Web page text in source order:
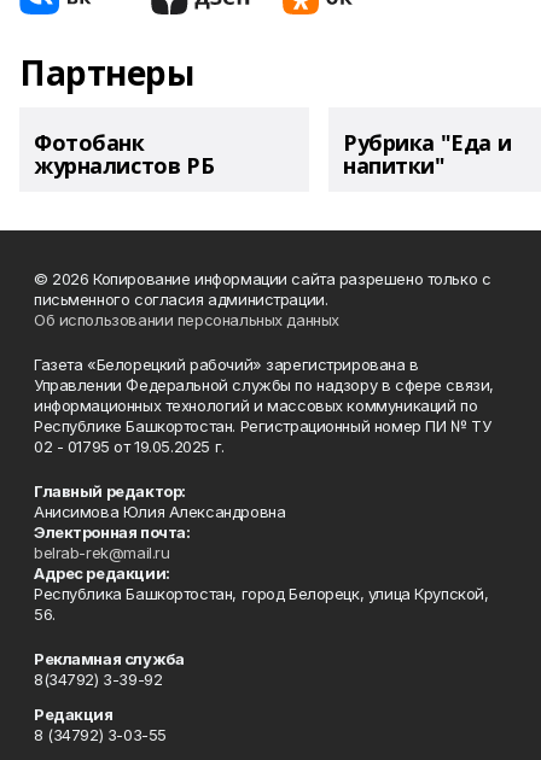
Партнеры
Фотобанк
журналистов РБ
Рубрика "Еда и
напитки"
© 2026 Копирование информации сайта разрешено только с
письменного согласия администрации.
Об использовании персональных данных
Газета «Белорецкий рабочий» зарегистрирована в
Управлении Федеральной службы по надзору в сфере связи,
информационных технологий и массовых коммуникаций по
Республике Башкортостан. Регистрационный номер ПИ № ТУ
02 - 01795 от 19.05.2025 г.
Главный редактор:
Анисимова Юлия Александровна
Электронная почта:
belrab-rek@mail.ru
Адрес редакции:
Республика Башкортостан, город Белорецк, улица Крупской,
56.
Рекламная служба
8(34792) 3-39-92
Редакция
8 (34792) 3-03-55